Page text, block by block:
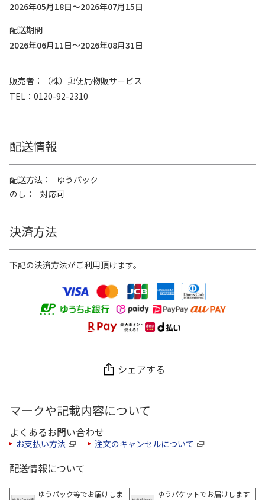
2026年05月18日～2026年07月15日
配送期間
2026年06月11日～2026年08月31日
販売者
（株）郵便局物販サービス
TEL
0120-92-2310
配送情報
配送方法
ゆうパック
のし
対応可
決済方法
下記の決済方法がご利用頂けます。
シェアする
マークや記載内容について
よくあるお問い合わせ
お支払い方法 注文のキャンセルについて
配送情報について
ゆうパック等でお届けしま
ゆうパケットでお届けします